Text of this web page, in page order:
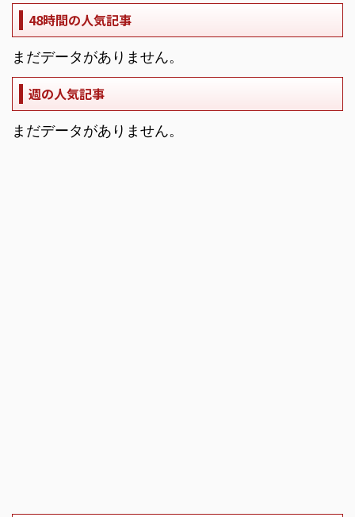
48時間の人気記事
まだデータがありません。
週の人気記事
まだデータがありません。